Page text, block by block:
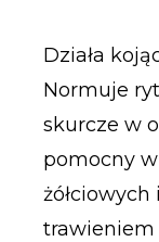
Działa
Normuje
skurcze w
pomocny